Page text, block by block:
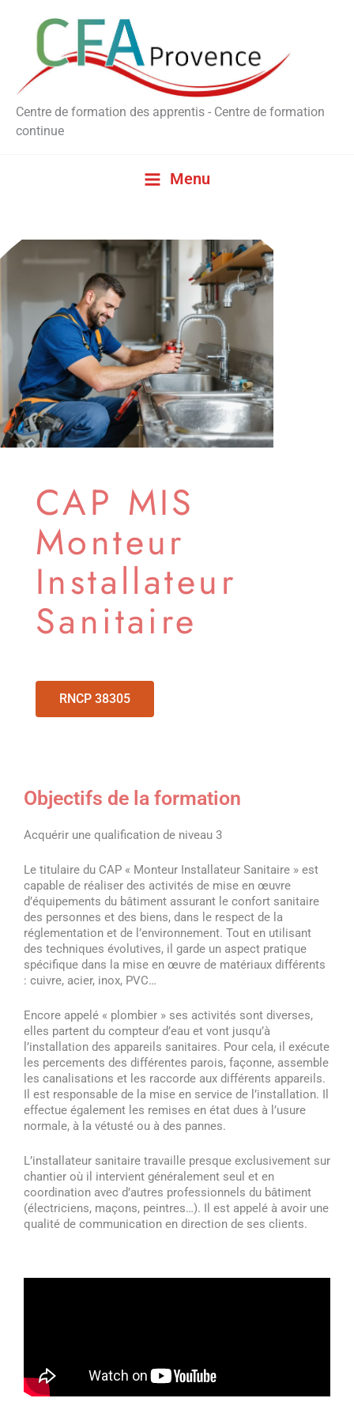
contenu
Centre de formation des apprentis - Centre de formation
continue
Menu
CAP MIS
Monteur
Installateur
Sanitaire
RNCP 38305
Objectifs de la formation
Acquérir une qualification de niveau 3
Le titulaire du CAP « Monteur Installateur Sanitaire » est
capable de réaliser des activités de mise en œuvre
d’équipements du bâtiment assurant le confort sanitaire
des personnes et des biens, dans le respect de la
réglementation et de l’environnement. Tout en utilisant
des techniques évolutives, il garde un aspect pratique
spécifique dans la mise en œuvre de matériaux différents
: cuivre, acier, inox, PVC…
Encore appelé « plombier » ses activités sont diverses,
elles partent du compteur d’eau et vont jusqu’à
l’installation des appareils sanitaires. Pour cela, il exécute
les percements des différentes parois, façonne, assemble
les canalisations et les raccorde aux différents appareils.
Il est responsable de la mise en service de l’installation. Il
effectue également les remises en état dues à l’usure
normale, à la vétusté ou à des pannes.
L’installateur sanitaire travaille presque exclusivement sur
chantier où il intervient généralement seul et en
coordination avec d’autres professionnels du bâtiment
(électriciens, maçons, peintres…). Il est appelé à avoir une
qualité de communication en direction de ses clients.